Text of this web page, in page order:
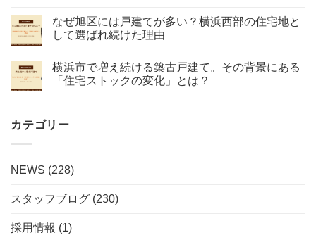
なぜ旭区には戸建てが多い？横浜西部の住宅地と
して選ばれ続けた理由
横浜市で増え続ける築古戸建て。その背景にある
「住宅ストックの変化」とは？
カテゴリー
NEWS (228)
スタッフブログ (230)
採用情報 (1)